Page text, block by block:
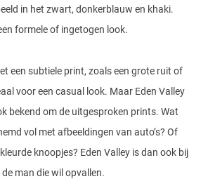
in het zwart, donkerblauw en khaki.
formele of ingetogen look.
een subtiele print, zoals een grote ruit of
voor een casual look. Maar Eden Valley
bekend om de uitgesproken prints. Wat
vol met afbeeldingen van auto’s? Of
knoopjes? Eden Valley is dan ook bij
man die wil opvallen.